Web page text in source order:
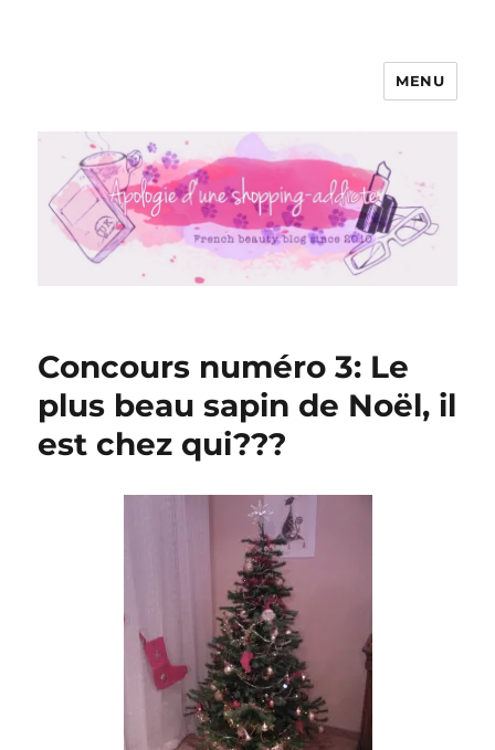
Apologie d'une Shopping-addicte
MENU
Concours numéro 3: Le
plus beau sapin de Noël, il
est chez qui???